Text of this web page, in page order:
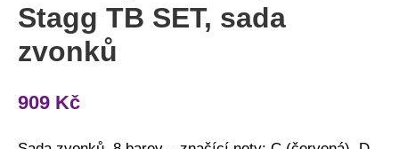
Stagg TB SET, sada
zvonků
909 Kč